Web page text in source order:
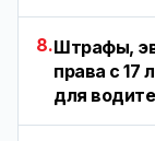
8.Штрафы,
права с 17
для